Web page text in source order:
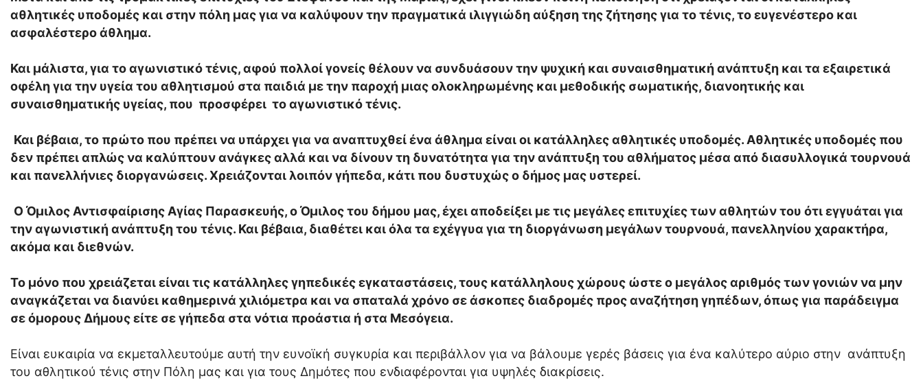
αθλητικές υποδομές και στην πόλη μας για να καλύψουν την πραγματικά ιλιγγιώδη αύξηση της ζήτησης για το τένις, το ευγενέστερο και
ασφαλέστερο άθλημα.
Και μάλιστα, για το αγωνιστικό τένις, αφού πολλοί γονείς θέλουν να συνδυάσουν την ψυχική και συναισθηματική ανάπτυξη και τα εξαιρετικά
οφέλη για την υγεία του αθλητισμού στα παιδιά με την παροχή μιας ολοκληρωμένης και μεθοδικής σωματικής, διανοητικής και
συναισθηματικής υγείας, που προσφέρει το αγωνιστικό τένις.
Και βέβαια, το πρώτο που πρέπει να υπάρχει για να αναπτυχθεί ένα άθλημα είναι οι κατάλληλες αθλητικές υποδομές. Αθλητικές υποδομές που
δεν πρέπει απλώς να καλύπτουν ανάγκες αλλά και να δίνουν τη δυνατότητα για την ανάπτυξη του αθλήματος μέσα από διασυλλογικά τουρνουά
και πανελλήνιες διοργανώσεις. Χρειάζονται λοιπόν γήπεδα, κάτι που δυστυχώς ο δήμος μας υστερεί.
Ο Όμιλος Αντισφαίρισης Αγίας Παρασκευής, ο Όμιλος του δήμου μας, έχει αποδείξει με τις μεγάλες επιτυχίες των αθλητών του ότι εγγυάται για
την αγωνιστική ανάπτυξη του τένις. Και βέβαια, διαθέτει και όλα τα εχέγγυα για τη διοργάνωση μεγάλων τουρνουά, πανελληνίου χαρακτήρα,
ακόμα και διεθνών.
Το μόνο που χρειάζεται είναι τις κατάλληλες γηπεδικές εγκαταστάσεις, τους κατάλληλους χώρους ώστε ο μεγάλος αριθμός των γονιών να μην
αναγκάζεται να διανύει καθημερινά χιλιόμετρα και να σπαταλά χρόνο σε άσκοπες διαδρομές προς αναζήτηση γηπέδων, όπως για παράδειγμα
σε όμορους Δήμους είτε σε γήπεδα στα νότια προάστια ή στα Μεσόγεια.
Είναι ευκαιρία να εκμεταλλευτούμε αυτή την ευνοϊκή συγκυρία και περιβάλλον για να βάλουμε γερές βάσεις για ένα καλύτερο αύριο στην ανάπτυξη
του αθλητικού τένις στην Πόλη μας και για τους Δημότες που ενδιαφέρονται για υψηλές διακρίσεις.